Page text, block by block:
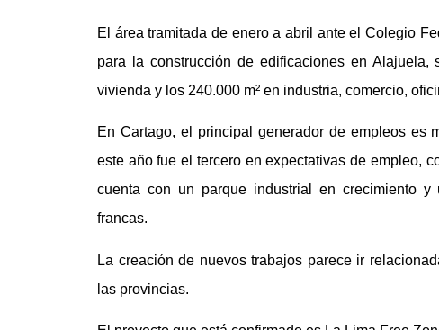
El área tramitada de enero a abril ante el Colegio
para la construcción de edificaciones en Alajuela,
vivienda y los 240.000 m² en industria, comercio,
En Cartago, el principal generador de empleos es
este año fue el tercero en expectativas de empleo,
cuenta con un parque industrial en crecimiento
francas.
La creación de nuevos trabajos parece ir
las provincias.